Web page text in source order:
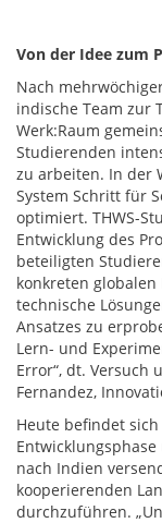
Von der Idee zum
Nach
indische Team zur
Werk:Raum
Studierenden
zu arbeiten. In der
System Schritt für
optimiert. THWS-
Entwicklung des
beteiligten
konkreten
technische
Ansatzes zu
Lern- und
Error“, dt. Versuch
Fernandez,
Heute befindet
nach Indien
kooperierenden
durchzuführen.